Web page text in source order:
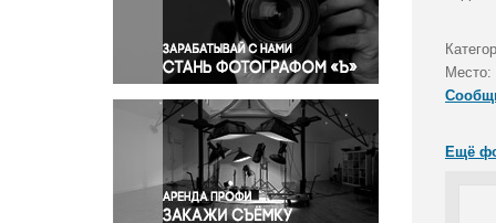
Правосудие
Происшествия и конфликты
Религия
Светская жизнь
Спорт
Экология
Экономика и бизнес
Место:
Ещё